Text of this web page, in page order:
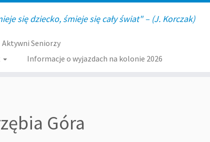
się dziecko, śmieje się cały świat" – (J. Korczak)
Aktywni Seniorzy
Informacje o wyjazdach na kolonie 2026
Góra